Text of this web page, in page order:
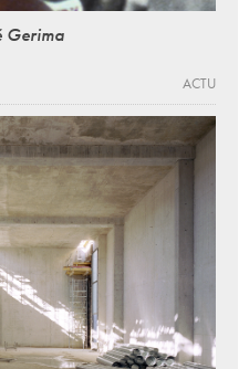
Gerima
ACTU